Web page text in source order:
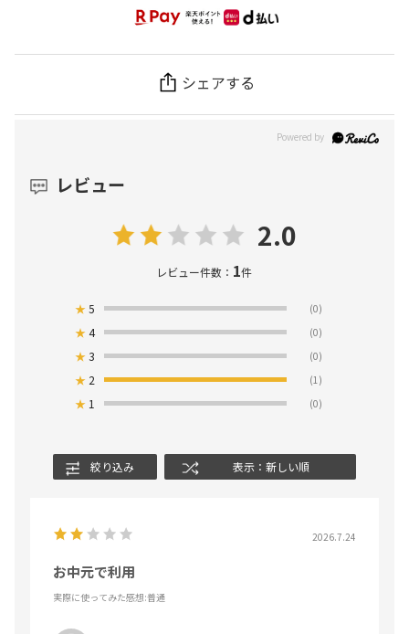
シェアする
レビュー
2.0
レビュー件数： 1件
★5 (0)
★4 (0)
★3 (0)
★ 2 (1)
★ 1 (0)
絞り込み 表示：新しい順
2026.7.24
お中元で利用
実際に使ってみた感想:普通